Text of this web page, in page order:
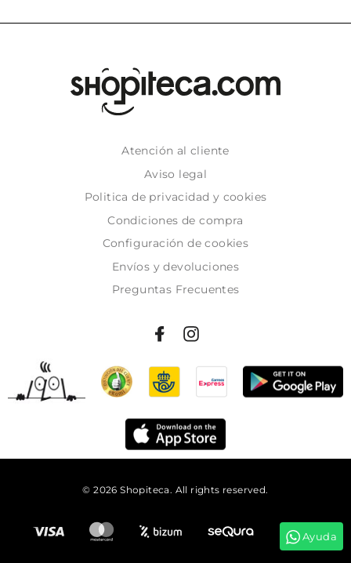
martes!
Atención al cliente
Aviso legal
Politica de privacidad y cookies
Condiciones de compra
Configuración de cookies
Envíos y devoluciones
Preguntas Frecuentes
© 2026 Shopiteca. All rights reserved.
Ayuda